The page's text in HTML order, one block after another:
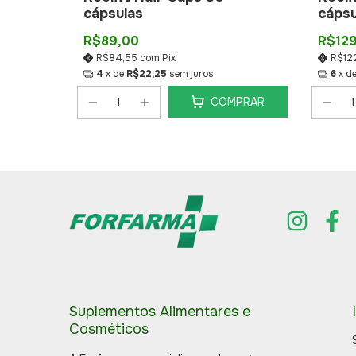
cápsulas
R$89,00
R$84,55 com Pix
4 x de R$22,25 sem juros
COMPRAR
6x de
Suplementos Alimentares e
Cosméticos